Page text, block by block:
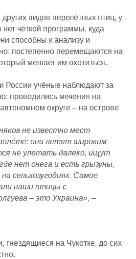
видов перелётных птиц, у
чёткой программы, куда
способны к анализу и
постепенно перемещаются на
мешает им охотиться.
России учёные наблюдают за
проводились мечения на
округе – на острове
не известно мест
они летят широким
не улетать далеко, ищут
нет снега и есть грызуны,
сельхозугодиях. Самое
наши птицы с
– это Украина», –
гнездящиеся на Чукотке, до сих